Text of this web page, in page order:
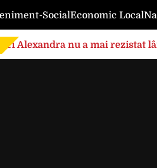
SocialEconomic Local
Nici Alexandra nu a mai rezistat
căsnicie